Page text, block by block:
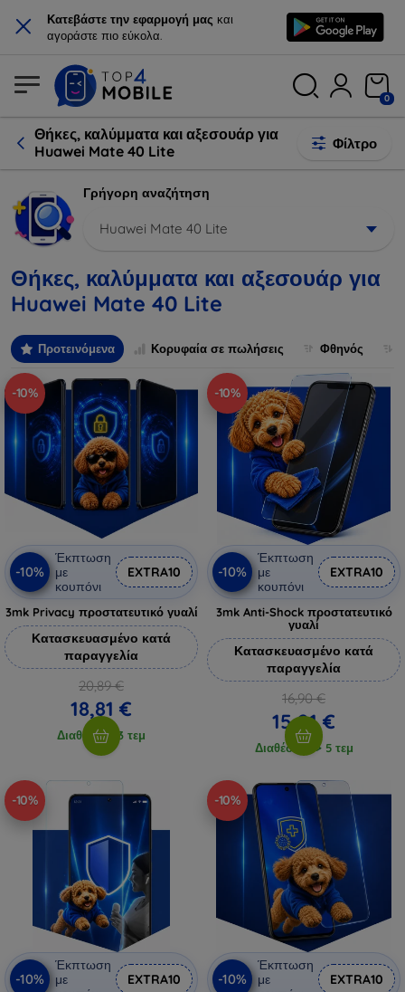
× Κατεβάστε την εφαρμογή μας και
αγοράστε πιο εύκολα.
0
Θήκες, καλύμματα και αξεσουάρ για
Huawei Mate 40 Lite
Φίλτρο
Γρήγορη αναζήτηση
Huawei Mate 40 Lite
Θήκες, καλύμματα και αξεσουάρ για
Huawei Mate 40 Lite
Προτεινόμενα Κορυφαία σε πωλήσεις Φθηνός
-10%
-10%
Έκπτωση
με
κουπόνι
EXTRA10
3mk Privacy προστατευτικό γυαλί
Κατασκευασμένο κατά
παραγγελία
20,89 €
18,81 €
Διαθέσιμο 3 τεμ
-10%
-10%
Έκπτωση
με
κουπόνι
EXTRA10
3mk Anti-Shock προστατευτικό
γυαλί
Κατασκευασμένο κατά
παραγγελία
16,90 €
15,21 €
Διαθέσιμο > 5 τεμ
-10%
-10%
Έκπτωση
με
EXTRA10
-10%
-10%
Έκπτωση
με
EXTRA10